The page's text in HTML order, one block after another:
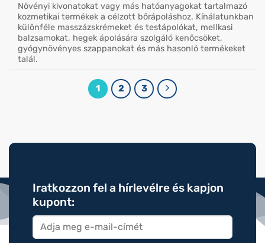
Növényi kivonatokat vagy más hatóanyagokat tartalmazó
kozmetikai termékek a célzott bőrápoláshoz. Kínálatunkban
különféle masszázskrémeket és testápolókat, mellkasi
balzsamokat, hegek ápolására szolgáló kenőcsöket,
gyógynövényes szappanokat és más hasonló termékeket
talál.
1 2 3
Iratkozzon fel a hírlevélre és kapjon
kupont: